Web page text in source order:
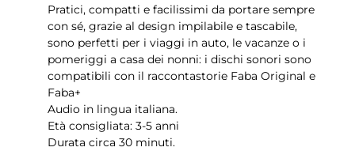
Pratici, compatti e facilissimi da portare sempre
con sé, grazie al design impilabile e tascabile,
sono perfetti per i viaggi in auto, le vacanze o i
pomeriggi a casa dei nonni: i dischi sonori sono
compatibili con il raccontastorie Faba Original e
Faba+
Audio in lingua italiana.
Età consigliata: 3-5 anni
Durata circa 30 minuti.